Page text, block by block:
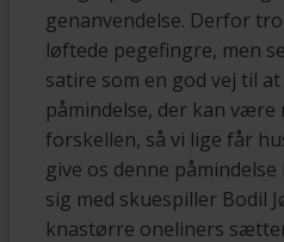
genanvendelse. Derfor
løftede pegefingre, men
satire som en god vej til
påmindelse, der kan være
forskellen, så vi lige får
give os denne
sig med skuespiller Bodil
knastørre oneliners sætter